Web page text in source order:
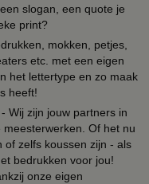
slogan, een quote je
print?
mokken, petjes,
etc. met een eigen
het lettertype en zo maak
heeft!
Wij zijn jouw partners in
Of het nu
of zelfs koussen zijn - als
bedrukken voor jou!
onze eigen